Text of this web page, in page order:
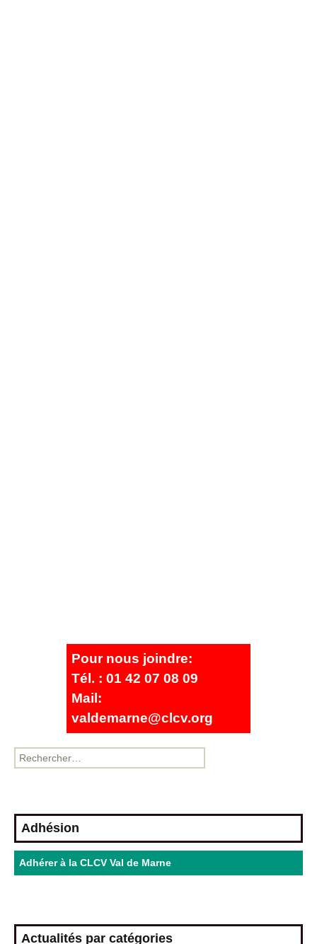
Pour nous joindre:
Tél. : 01 42 07 08 09
Mail:
valdemarne@clcv.org
Adhésion
Adhérer à la CLCV Val de Marne
Actualités par catégories